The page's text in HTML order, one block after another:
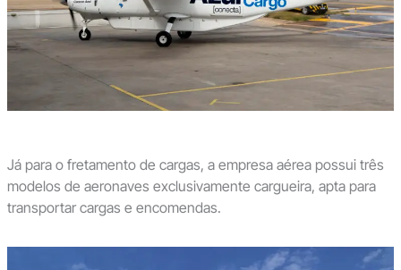
Já para o fretamento de cargas, a empresa aérea possui três
modelos de aeronaves exclusivamente cargueira, apta para
transportar cargas e encomendas.